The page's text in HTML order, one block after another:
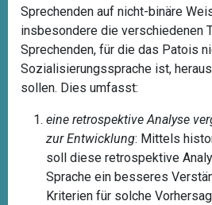
Sprechenden auf nicht-binäre
insbesondere die verschiedenen
Sprechenden, für die das Patois
Sozialisierungssprache ist,
sollen. Dies umfasst:
eine retrospektive Analyse
zur Entwicklung: Mittels
soll diese retrospektive
Sprache ein besseres
Kriterien für solche